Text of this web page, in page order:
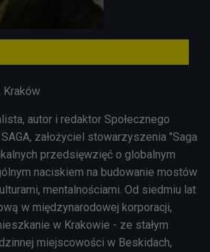
Kraków
autor i redaktor Społecznego
założyciel stowarzyszenia "Saga
przedsięwzięć o globalnym
naciskiem na budowanie mostów
mentalnościami. Od siedmiu lat
w międzynarodowej korporacji,
w Krakowie - ze stałym
miejscowości w Beskidach,